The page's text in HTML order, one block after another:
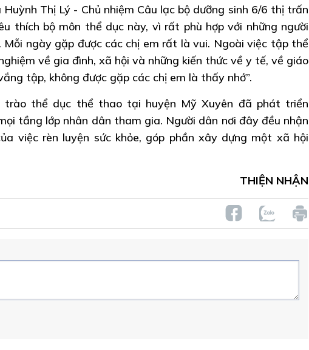
Thị Lý - Chủ nhiệm Câu lạc bộ dưỡng sinh 6/6 thị trấn
thích bộ môn thể dục này, vì rất phù hợp với những người
Mỗi ngày gặp được các chị em rất là vui. Ngoài việc tập thể
về gia đình, xã hội và những kiến thức về y tế, về giáo
tập, không được gặp các chị em là thấy nhớ”.
trào thể dục thể thao tại huyện Mỹ Xuyên đã phát triển
tầng lớp nhân dân tham gia. Người dân nơi đây đều nhận
việc rèn luyện sức khỏe, góp phần xây dựng một xã hội
THIỆN NHẬN